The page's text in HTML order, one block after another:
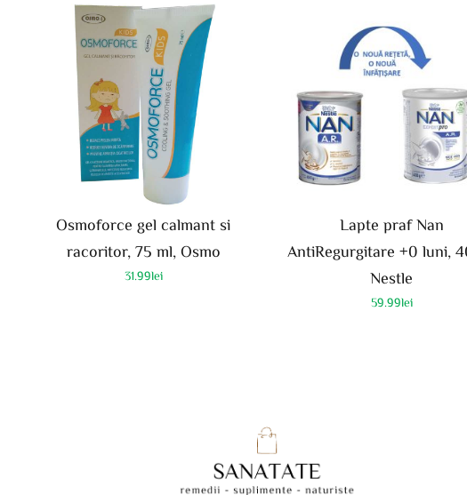
Osmoforce gel calmant si
racoritor, 75 ml, Osmo
31.99lei
Lapte praf Nan
AntiRegurgitare +0 luni,
Nestle
59.99lei